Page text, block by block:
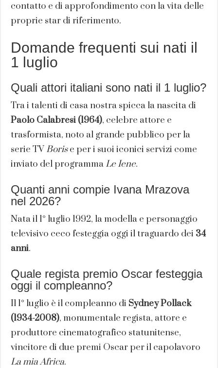
contatto e di approfondimento con la vita delle
proprie star di riferimento.
Domande frequenti sui nati il
1 luglio
Quali attori italiani sono nati il 1 luglio?
Tra i talenti di casa nostra spicca la nascita di
Paolo Calabresi (1964), celebre attore e
trasformista, noto al grande pubblico per la
serie TV Borise per i suoi iconici servizi come
inviato del programma Le Iene.
Quanti anni compie Ivana Mrazova
nel 2026?
Nata il 1° luglio 1992, la modella e personaggio
televisivo ceco festeggia oggi il traguardo dei 34
anni.
Quale regista premio Oscar festeggia
oggi il compleanno?
Il 1° luglio è il compleanno di Sydney Pollack
(1934-2008), monumentale regista, attore e
produttore cinematografico statunitense,
vincitore di due premi Oscar per il capolavoro
La mia Africa.